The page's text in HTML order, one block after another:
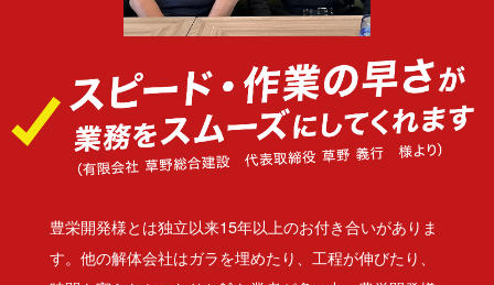
豊栄開発様とは独立以来15年以上のお付き合いがありま
す。他の解体会社はガラを埋めたり、工程が伸びたり、